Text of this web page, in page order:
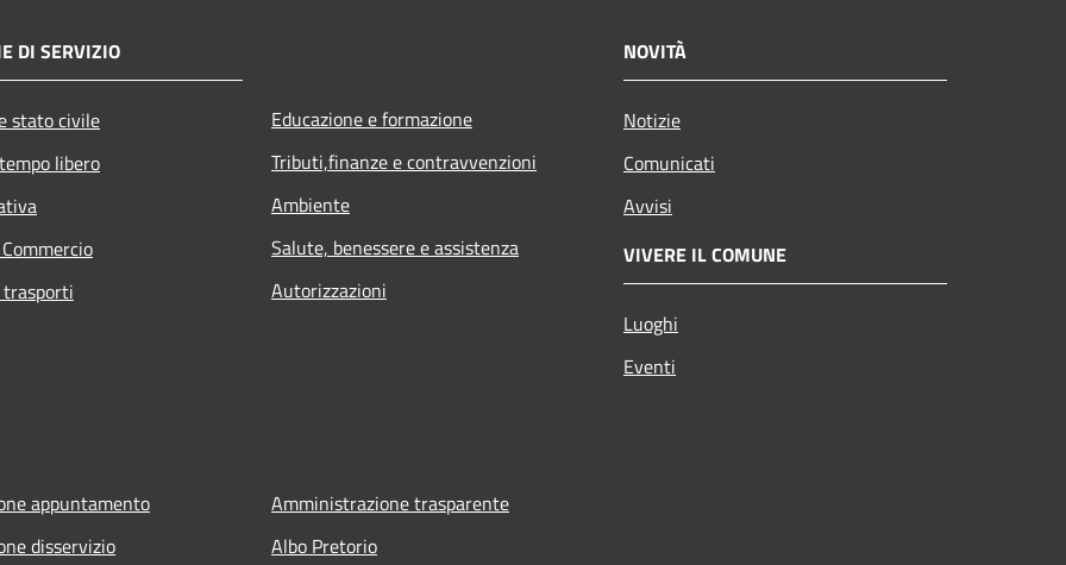
DI SERVIZIO
stato civile
libero
Educazione e formazione
Tributi,finanze e contravvenzioni
Ambiente
Salute, benessere e assistenza
Autorizzazioni
NOVITÀ
Notizie
Comunicati
Avvisi
VIVERE IL COMUNE
Luoghi
Eventi
appuntamento
disservizio
Amministrazione trasparente
Albo Pretorio